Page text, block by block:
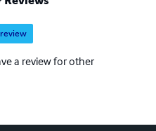
niños, adolescentes,
de sus libros. BLOG:
a review for other